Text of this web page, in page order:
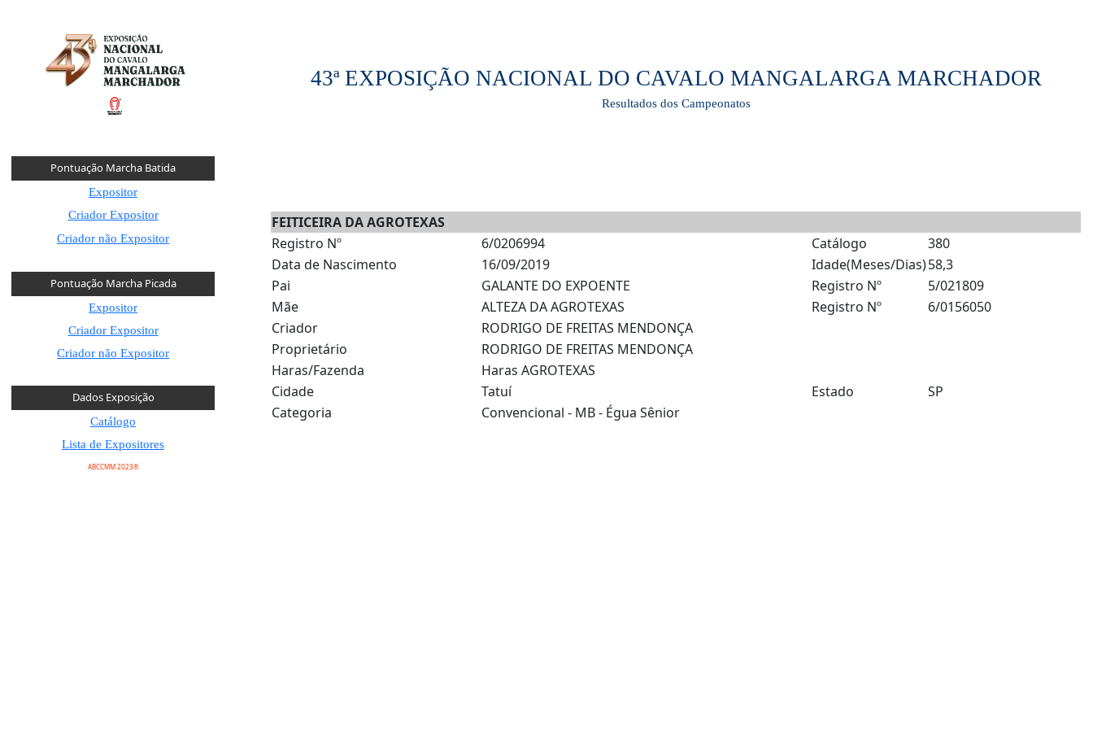
43ª EXPOSIÇÃO NACIONAL DO CAVALO MANGALARGA MARCHADOR
Resultados dos Campeonatos
Pontuação Marcha Batida
Expositor
Criador Expositor
Criador não Expositor
Pontuação Marcha Picada
Expositor
Criador Expositor
Criador não Expositor
Dados Exposição
Catálogo
Lista de Expositores
ABCCMM 2023®
FEITICEIRA DA AGROTEXAS
Registro Nº
6/0206994 Catálogo
380
Data de Nascimento
16/09/2019 Idade(Meses/Dias)58,3
Pai
GALANTE DO EXPOENTE Registro Nº
5/021809
Mãe
ALTEZA DA AGROTEXAS Registro Nº
6/0156050
Criador
RODRIGO DE FREITAS MENDONÇA
Proprietário
RODRIGO DE FREITAS MENDONÇA
Haras/Fazenda
Haras AGROTEXAS
Cidade
Tatuí Estado
SP
Categoria
Convencional - MB - Égua Sênior